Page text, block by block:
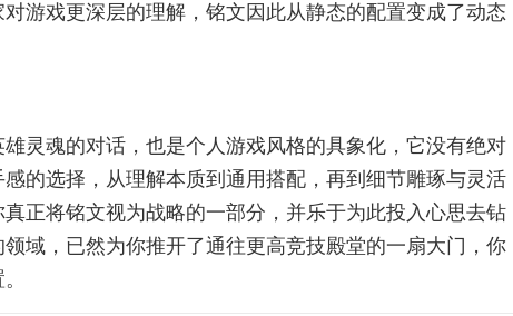
游戏更深层的理解，铭文因此从静态的配置变成了动态
灵魂的对话，也是个人游戏风格的具象化，它没有绝对
的选择，从理解本质到通用搭配，再到细节雕琢与灵活
正将铭文视为战略的一部分，并乐于为此投入心思去钻
域，已然为你推开了通往更高竞技殿堂的一扇大门，你